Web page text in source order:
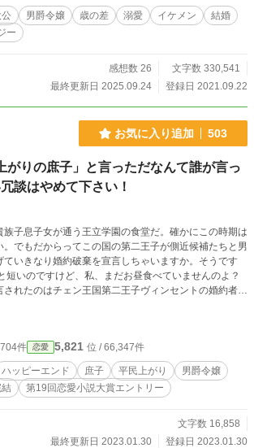
り童貞であることに嫌悪感を持たれる方はリターン願
もなので苦手な方はご注意ください。 ※2022年1
。 足をお運びいただきましたこと、感想を書いてく
公開しております。お読みいただいている方にはご迷惑
男爵令嬢 歳の差 溺愛 イケメン
結婚
ー
感想数 26
文字数 330,541
最終更新日 2025.09.24
登録日 2021.09.22
お気に入り追加 503
がりの庶子」と言っただなんて誰が言っ
談はやめて下さい！
子息子女が通う王立学園の食堂だ。確かにこの時期は
でもだからってこの国の第二王子が側近候補たちと男
いきなり婚約破棄を宣言しちゃいますか。そうです
れたのはチェン王国第二王子ヴィンセントの婚約者マ
だ。彼女はいつも一緒に行動をしているカミラ・ワト
・テネート子爵令嬢、エリザベス・トルーヤ伯爵令嬢
だった。 そこへ現れたのが側近候補と
子ヴィンセントでマリアを見つけるなり書類のような物
モノになりますが「ざま
。 ＊登場
の中での言葉）は現代風になっている事が多いです。
件 恋愛 5,821 位 / 66,347件
ハッピーエンド 庶子 平民上がり
男爵令嬢
第19回恋愛小説大賞エントリー
文字数 16,858
最終更新日 2023.01.30
登録日 2023.01.30